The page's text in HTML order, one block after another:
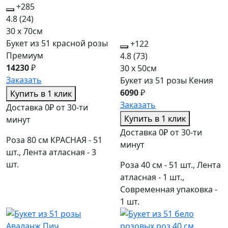
+285
4.8(24)
30 x 70см
Букет из 51 красной розы
Премиум
14230₽
Заказать
Купить в 1 клик
Доставка 0₽ от 30-ти
минут
Роза 80 см КРАСНАЯ - 51
шт., Лента атласная - 3
шт.
+122
4.8(73)
30 x 50см
Букет из 51 розы Кения
6090₽
Заказать
Купить в 1 клик
Доставка 0₽ от 30-ти
минут
Роза 40 см - 51 шт., Лента
атласная - 1 шт.,
Современная упаковка -
1 шт.